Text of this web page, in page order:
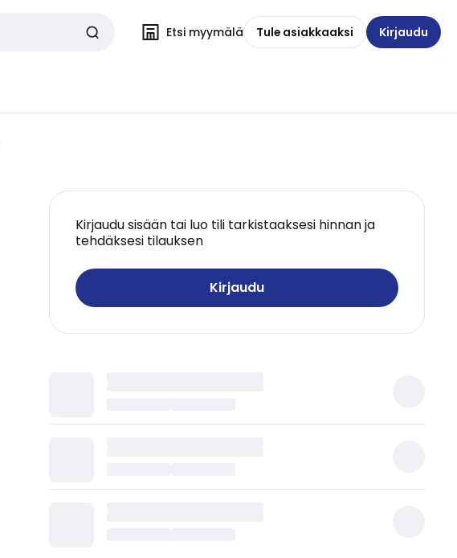
Etsi myymälä Tule asiakkaaksi Kirjaudu
Kirjaudu sisään tai luo tili tarkistaaksesi hinnan ja
tehdäksesi tilauksen
Kirjaudu